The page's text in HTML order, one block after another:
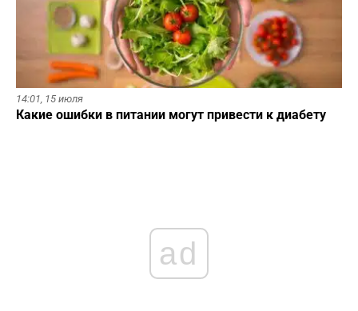
14:01, 15 июля
Какие ошибки в питании могут привести к диабету
ad